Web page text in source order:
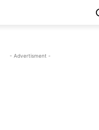
- Advertisment -